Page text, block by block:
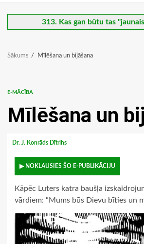
313. Kas gan būtu tas
Sākums Mīlēšana un bijāšana
E-MĀCĪBA
Mīlēšana un
Dr. J. Konrāds Dītrihs
▶ NOKLAUSIES ŠO E-PUBLIKĀCIJU
Kāpēc Luters katra baušļa
vārdiem: “Mums būs Dievu bīties un